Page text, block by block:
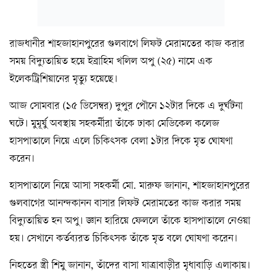
রাজধানীর শাহজাহানপুরের গুলবাগে লিফট মেরামতের কাজ করার
সময় বিদ্যুতায়িত হয়ে ইব্রাহিম খলিল অপু (২৫) নামে এক
ইলেকট্রিশিয়ানের মৃত্যু হয়েছে।
আজ সোমবার (১৫ ডিসেম্বর) দুপুর পৌনে ১২টার দিকে এ দুর্ঘটনা
ঘটে। মুমূর্ষু অবস্থায় সহকর্মীরা তাঁকে ঢাকা মেডিকেল কলেজ
হাসপাতালে নিয়ে এলে চিকিৎসক বেলা ১টার দিকে মৃত ঘোষণা
করেন।
হাসপাতালে নিয়ে আসা সহকর্মী মো. মারুফ জানান, শাহজাহানপুরের
গুলবাগের আনন্দকানন বাসার লিফট মেরামতের কাজ করার সময়
বিদ্যুতায়িত হন অপু। জ্ঞান হারিয়ে ফেললে তাঁকে হাসপাতালে নেওয়া
হয়। সেখানে কর্তব্যরত চিকিৎসক তাঁকে মৃত বলে ঘোষণা করেন।
নিহতের স্ত্রী শিমু জানান, তাঁদের বাসা যাত্রাবাড়ীর মৃধাবাড়ি এলাকায়।